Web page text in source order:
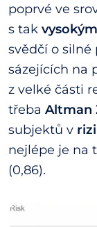
poprvé ve
s tak
svědčí o
sázejících na
z velké části
třeba Altman
subjektů v
nejlépe je na
(0,86).